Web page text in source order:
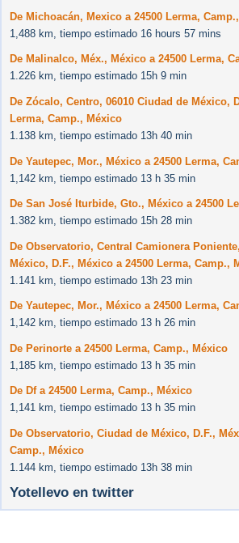
De Michoacán, Mexico a 24500 Lerma,
1,488 km, tiempo estimado 16 hours 57 mins
De Malinalco, Méx., México a 24500 Lerma,
1.226 km, tiempo estimado 15h 9 min
De Zócalo, Centro, 06010 Ciudad de México,
Lerma, Camp., México
1.138 km, tiempo estimado 13h 40 min
De Yautepec, Mor., México a 24500 Lerma,
1,142 km, tiempo estimado 13 h 35 min
De San José Iturbide, Gto., México a 24500
1.382 km, tiempo estimado 15h 28 min
De Observatorio, Central Camionera
México, D.F., México a 24500 Lerma, Camp.,
1.141 km, tiempo estimado 13h 23 min
De Yautepec, Mor., México a 24500 Lerma,
1,142 km, tiempo estimado 13 h 26 min
De Perinorte a 24500 Lerma, Camp., México
1,185 km, tiempo estimado 13 h 35 min
De Df a 24500 Lerma, Camp., México
1,141 km, tiempo estimado 13 h 35 min
De Observatorio, Ciudad de México, D.F.,
Camp., México
1.144 km, tiempo estimado 13h 38 min
Yotellevo en twitter